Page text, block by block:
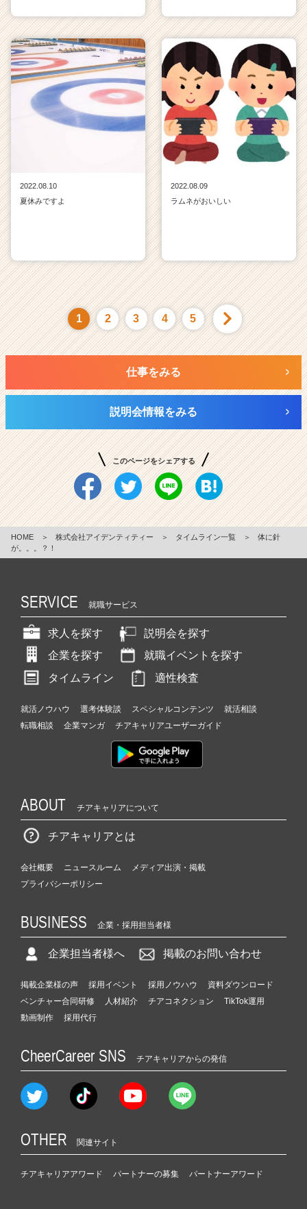
2022.08.10
夏休みですよ
2022.08.09
ラムネがおいしい
1 2 3 4 5
仕事をみる
説明会情報をみる
このページをシェアする
HOME ＞ 株式会社アイデンティティー ＞ タイムライン一覧 ＞
体に針
が。。。？！
SERVICE 就職サービス
求人を探す
説明会を探す
企業を探す
就職イベントを探す
タイムライン
適性検査
就活ノウハウ 選考体験談 スペシャルコンテンツ
就活相談
転職相談
企業マンガ チアキャリアユーザーガイド
ABOUT チアキャリアについて
チアキャリアとは
会社概要 ニュースルーム
メディア出演・掲載
プライバシーポリシー
BUSINESS 企業・採用担当者様
企業担当者様へ 掲載のお問い合わせ
掲載企業様の声 採用イベント 採用ノウハウ
資料ダウンロード
ベンチャー合同研修
人材紹介 チアコネクション
TikTok運用
動画制作
採用代行
CheerCareer SNS チアキャリアからの発信
OTHER 関連サイト
チアキャリアアワード パートナーの募集 パートナーアワード